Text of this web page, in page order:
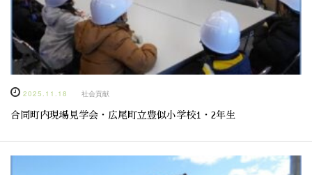
2025.11.18 社会貢献
合同町内現場見学会・広尾町立豊似小学校1・2年生